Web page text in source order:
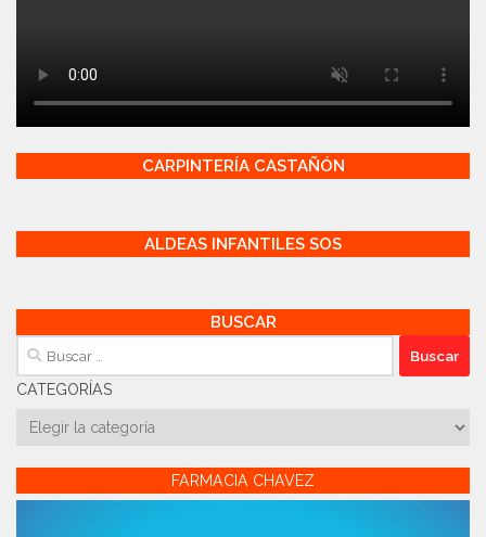
CARPINTERÍA CASTAÑÓN
ALDEAS INFANTILES SOS
BUSCAR
Buscar:
CATEGORÍAS
Categorías
FARMACIA CHAVEZ